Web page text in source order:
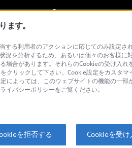
ます。
ます。
る利用者のアクションに応じてのみ設定さ
を分析するため、あるいは個々のお客様に
合があります。それらのCookieの受け入れ
リックして下さい。Cookie設定をカスタ
によっては、このウェブサイトの機能の一
バシーポリシーをご覧ください。
を拒否する Cookieを受け